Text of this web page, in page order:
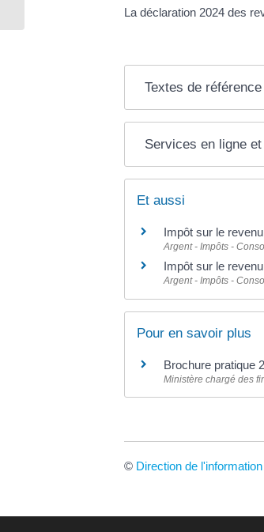
La déclaration 2024 des
Textes de référence
Services en ligne
Et aussi
Impôt sur le
Argent - Impôts -
Impôt sur le
Argent - Impôts -
Pour en savoir plus
Brochure pratique
Ministère chargé des
© Direction de